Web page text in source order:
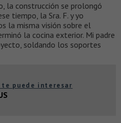
la construcción se prolongó
tiempo, la Sra. F. y yo
la misma visión sobre el
la cocina exterior. Mi padre
soldando los soportes
te puede interesar